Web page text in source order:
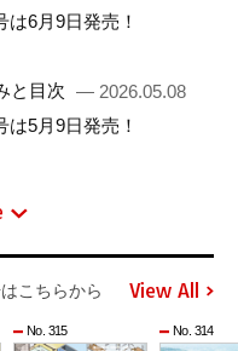
6月9日発売！
と目次 — 2026.05.08
5月9日発売！
こちらから View All
No. 315 No. 314